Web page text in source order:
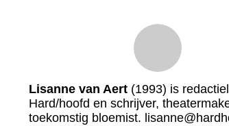
Lisanne van Aert(1993) is
Hard/hoofd en schrijver,
toekomstig bloemist.